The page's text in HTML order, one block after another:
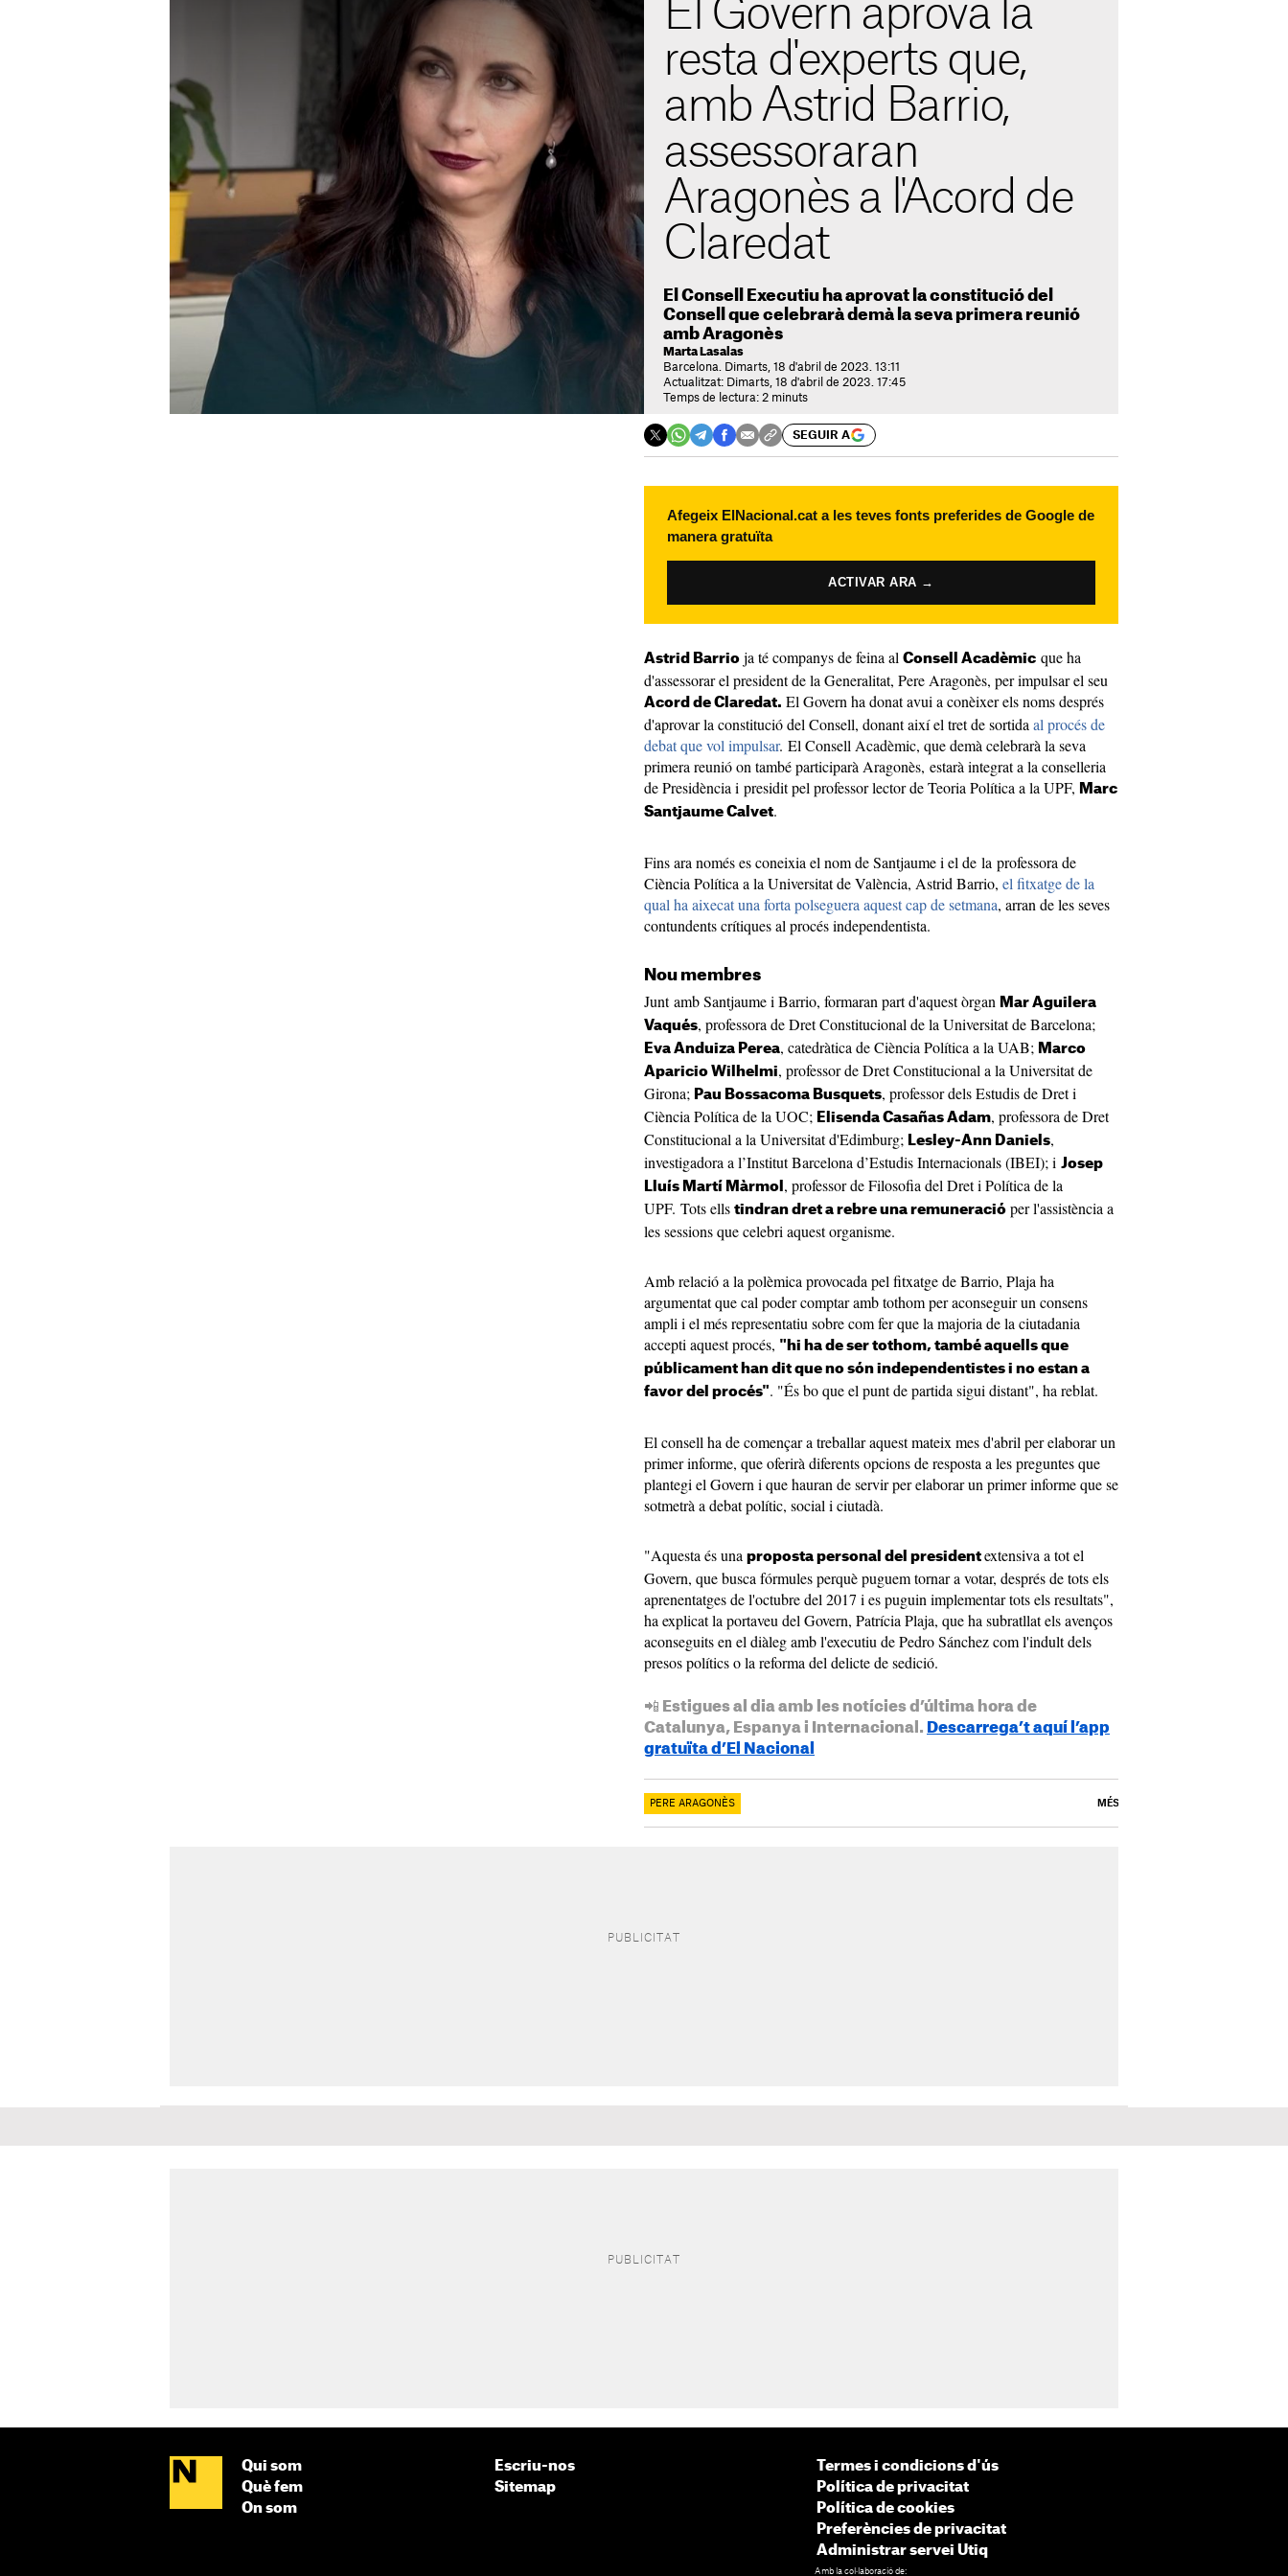
El Govern aprova la
resta d'experts que,
amb Astrid Barrio,
assessoraran
Aragonès a l'Acord de
Claredat
El Consell Executiu ha aprovat la constitució del
Consell que celebrarà demà la seva primera reunió
amb Aragonès
Marta Lasalas
Barcelona. Dimarts, 18 d'abril de 2023. 13:11
Actualitzat: Dimarts, 18 d'abril de 2023. 17:45
Temps de lectura: 2 minuts
SEGUIR A
Afegeix ElNacional.cat a les teves fonts preferides de Google de
manera gratuïta
ACTIVAR ARA →
Astrid Barrio ja té companys de feina al Consell Acadèmic que ha
d'assessorar el president de la Generalitat, Pere Aragonès, per impulsar el seu
Acord de Claredat. El Govern ha donat avui a conèixer els noms després
d'aprovar la constitució del Consell, donant així el tret de sortida al procés de
debat que vol impulsar. El Consell Acadèmic, que demà celebrarà la seva
primera reunió on també participarà Aragonès, estarà integrat a la conselleria
de Presidència i presidit pel professor lector de Teoria Política a la UPF, Marc
Santjaume Calvet.
Fins ara només es coneixia el nom de Santjaume i el de la professora de
Ciència Política a la Universitat de València, Astrid Barrio, el fitxatge de la
qual ha aixecat una forta polseguera aquest cap de setmana, arran de les seves
contundents crítiques al procés independentista.
Nou membres
Junt amb Santjaume i Barrio, formaran part d'aquest òrgan Mar Aguilera
Vaqués, professora de Dret Constitucional de la Universitat de Barcelona;
Eva Anduiza Perea, catedràtica de Ciència Política a la UAB; Marco
Aparicio Wilhelmi, professor de Dret Constitucional a la Universitat de
Girona; Pau Bossacoma Busquets, professor dels Estudis de Dret i
Ciència Política de la UOC; Elisenda Casañas Adam, professora de Dret
Constitucional a la Universitat d'Edimburg; Lesley-Ann Daniels,
investigadora a l’Institut Barcelona d’Estudis Internacionals (IBEI); i Josep
Lluís Martí Màrmol , professor de Filosofia del Dret i Política de la
UPF. Tots ells tindran dret a rebre una remuneració per l'assistència a
les sessions que celebri aquest organisme.
Amb relació a la polèmica provocada pel fitxatge de Barrio, Plaja ha
argumentat que cal poder comptar amb tothom per aconseguir un consens
ampli i el més representatiu sobre com fer que la majoria de la ciutadania
accepti aquest procés, "hi ha de ser tothom, també aquells que
públicament han dit que no són independentistes i no estan a
favor del procés". "És bo que el punt de partida sigui distant", ha reblat.
El consell ha de començar a treballar aquest mateix mes d'abril per elaborar un
primer informe, que oferirà diferents opcions de resposta a les preguntes que
plantegi el Govern i que hauran de servir per elaborar un primer informe que se
sotmetrà a debat polític, social i ciutadà.
"Aquesta és una proposta personal del president extensiva a tot el
Govern, que busca fórmules perquè puguem tornar a votar, després de tots els
aprenentatges de l'octubre del 2017 i es puguin implementar tots els resultats",
ha explicat la portaveu del Govern, Patrícia Plaja, que ha subratllat els avenços
aconseguits en el diàleg amb l'executiu de Pedro Sánchez com l'indult dels
presos polítics o la reforma del delicte de sedició.
📲 Estigues al dia amb les notícies d’última hora de
Catalunya, Espanya i Internacional. Descarrega’t aquí l’app
gratuïta d’El Nacional
PERE ARAGONÈS MÉS
Qui som
Què fem
On som
Escriu-nos
Sitemap
Termes i condicions d'ús
Política de privacitat
Política de cookies
Preferències de privacitat
Administrar servei Utiq
Amb la col·laboració de: